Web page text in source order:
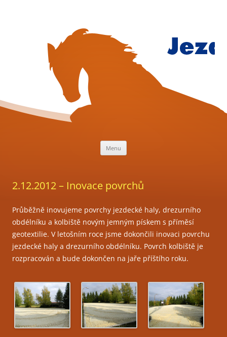
klub
Menu
2.12.2012 – Inovace povrchů
Průběžně inovujeme povrchy jezdecké haly, drezurního
obdélníku a kolbiště novým jemným pískem s příměsí
geotextilie. V letošním roce jsme dokončili inovaci povrchu
jezdecké haly a drezurního obdélníku. Povrch kolbiště je
rozpracován a bude dokončen na jaře příštího roku.